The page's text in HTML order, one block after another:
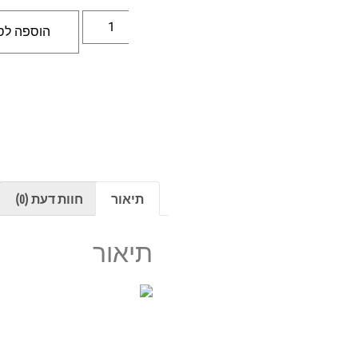
הוספה
תיאור חוות דעת (0)
תיאור